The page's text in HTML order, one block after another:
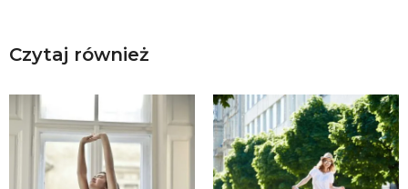
Czytaj również